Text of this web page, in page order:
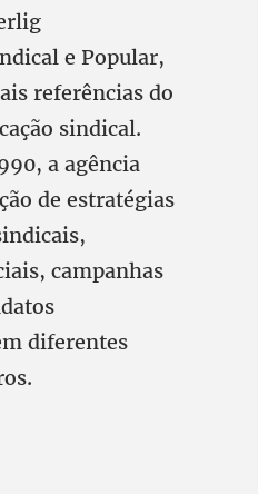
e Popular,
referências do
sindical.
a agência
de estratégias
campanhas
diferentes